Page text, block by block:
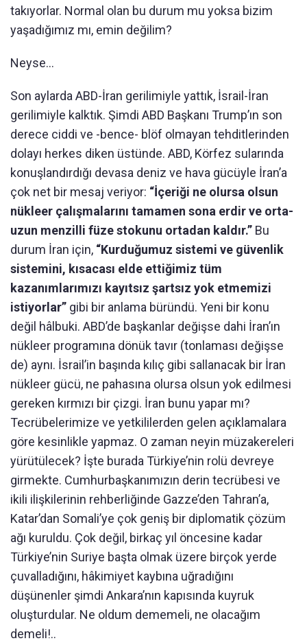
takıyorlar. Normal olan bu durum mu yoksa bizim
yaşadığımız mı, emin değilim?
Neyse…
Son aylarda ABD-İran gerilimiyle yattık, İsrail-İran
gerilimiyle kalktık. Şimdi ABD Başkanı Trump’ın son
derece ciddi ve -bence- blöf olmayan tehditlerinden
dolayı herkes diken üstünde. ABD, Körfez sularında
konuşlandırdığı devasa deniz ve hava gücüyle İran’a
çok net bir mesaj veriyor: “İçeriği ne olursa olsun
nükleer çalışmalarını tamamen sona erdir ve orta-
uzun menzilli füze stokunu ortadan kaldır.” Bu
durum İran için, “Kurduğumuz sistemi ve güvenlik
sistemini, kısacası elde ettiğimiz tüm
kazanımlarımızı kayıtsız şartsız yok etmemizi
istiyorlar” gibi bir anlama büründü. Yeni bir konu
değil hâlbuki. ABD’de başkanlar değişse dahi İran’ın
nükleer programına dönük tavır (tonlaması değişse
de) aynı. İsrail’in başında kılıç gibi sallanacak bir İran
nükleer gücü, ne pahasına olursa olsun yok edilmesi
gereken kırmızı bir çizgi. İran bunu yapar mı?
Tecrübelerimize ve yetkililerden gelen açıklamalara
göre kesinlikle yapmaz. O zaman neyin müzakereleri
yürütülecek? İşte burada Türkiye’nin rolü devreye
girmekte. Cumhurbaşkanımızın derin tecrübesi ve
ikili ilişkilerinin rehberliğinde Gazze’den Tahran’a,
Katar’dan Somali’ye çok geniş bir diplomatik çözüm
ağı kuruldu. Çok değil, birkaç yıl öncesine kadar
Türkiye’nin Suriye başta olmak üzere birçok yerde
çuvalladığını, hâkimiyet kaybına uğradığını
düşünenler şimdi Ankara’nın kapısında kuyruk
oluşturdular. Ne oldum dememeli, ne olacağım
demeli!..